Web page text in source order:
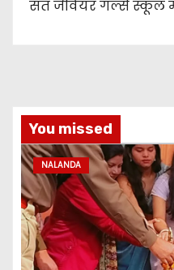
संत जेवियर गर्ल्स स्कूल
You missed
NALANDA